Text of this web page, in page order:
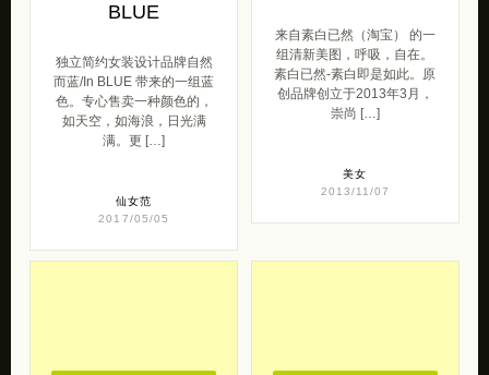
BLUE
独立简约女装设计品牌自然
而蓝/In BLUE 带来的一组蓝
色。专心售卖一种颜色的，
如天空，如海浪，日光满
满。更 […]
仙女范
2017/05/05
来自素白已然（淘宝） 的一
组清新美图，呼吸，自在。
素白已然-素白即是如此。原
创品牌创立于2013年3月，
崇尚 […]
美女
2013/11/07